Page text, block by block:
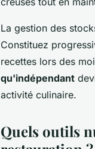
La gestion des
Constituez
recettes lors des
qu'indépendant
activité culinaire.
Quels outils